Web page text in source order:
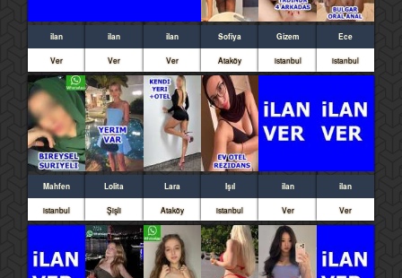
ilan
Ver
ilan
Ver
ilan
Ver
Sofiya
Ataköy
Gizem
istanbul
Ece
istanbul
Mahfen
istanbul
Lolita
Şişli
Lara
Ataköy
Işıl
istanbul
ilan
Ver
ilan
Ver